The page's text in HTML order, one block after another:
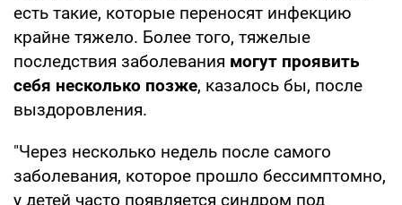
есть такие, которые переносят инфекцию
крайне тяжело. Более того, тяжелые
последствия заболевания могут проявить
себя несколько позже, казалось бы, после
выздоровления.
"Через несколько недель после самого
заболевания, которое прошло бессимптомно,
у детей часто появляется синдром под